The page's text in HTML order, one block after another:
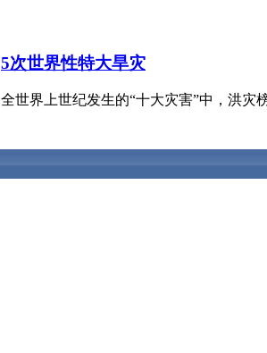
5次世界性特大旱灾
全世界上世纪发生的“十大灾害”中，洪灾